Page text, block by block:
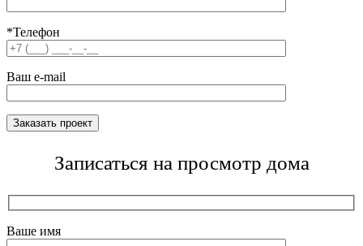
*Телефон
Ваш e-mail
Записаться на просмотр дома
Ваше имя